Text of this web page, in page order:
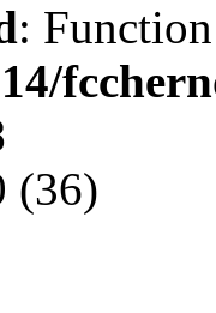
:
(36)